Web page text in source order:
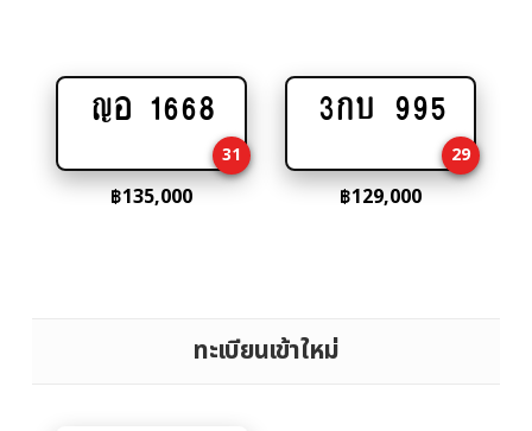
Add
cart
ญอ 1668
31
฿135,000
Add
cart
3กบ 995
29
฿129,000
ทะเบียนเข้าใหม่